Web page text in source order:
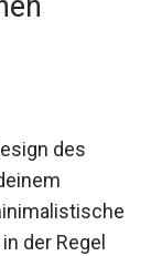
des
der Regel